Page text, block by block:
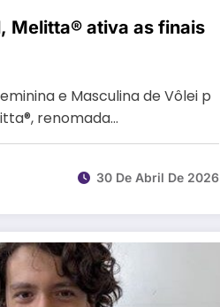
Melitta® ativa as finais
e Masculina de Vôlei p
renomada…
30 De Abril De 2026